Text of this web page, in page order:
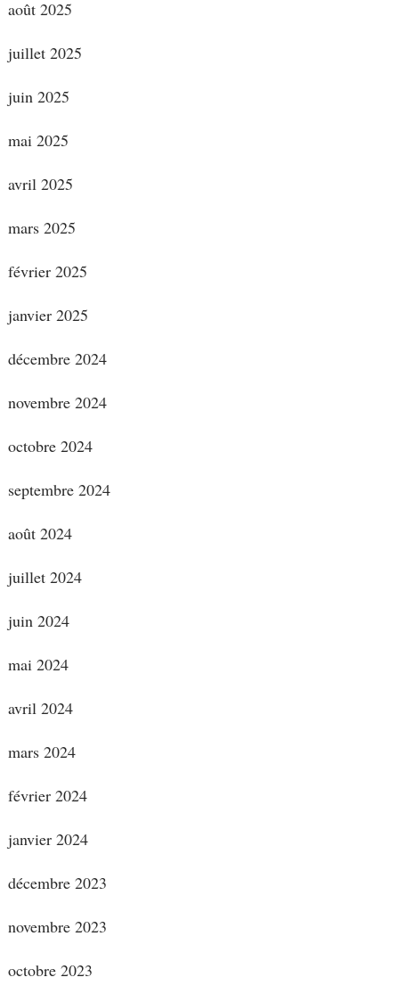
août 2025
juillet 2025
juin 2025
mai 2025
avril 2025
mars 2025
février 2025
janvier 2025
décembre 2024
novembre 2024
octobre 2024
septembre 2024
août 2024
juillet 2024
juin 2024
mai 2024
avril 2024
mars 2024
février 2024
janvier 2024
décembre 2023
novembre 2023
octobre 2023